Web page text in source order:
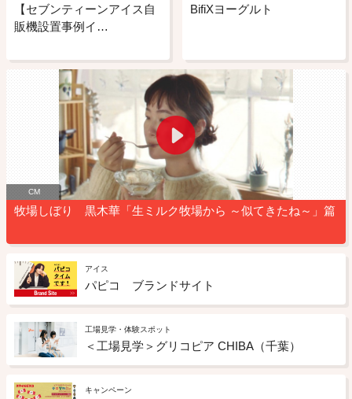
【セブンティーンアイス自
販機設置事例イ…
BifiXヨーグルト
CM
牧場しぼり 黒木華「生ミルク牧場から ～似てきたね～」篇
アイス
パピコ ブランドサイト
工場見学・体験スポット
＜工場見学＞グリコピア CHIBA（千葉）
キャンペーン